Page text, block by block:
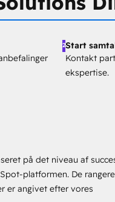
2Start
Kontakt
ekspertise.
på det niveau af
platformen. De
er angivet efter vores